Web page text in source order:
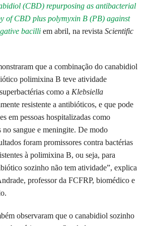
(CBD) repurposing as antibacterial
of CBD plus polymyxin B (PB) against
bacilli em abril, na revistaScientific
que a combinação do canabidiol
polimixina B teve atividade
como a Klebsiella
resistente a antibióticos, e que pode
em pessoas hospitalizadas como
no sangue e meningite. De modo
foram promissores contra bactérias
à polimixina B, ou seja, para
sozinho não tem atividade”, explica
professor da FCFRP, biomédico e
observaram que o canabidiol sozinho